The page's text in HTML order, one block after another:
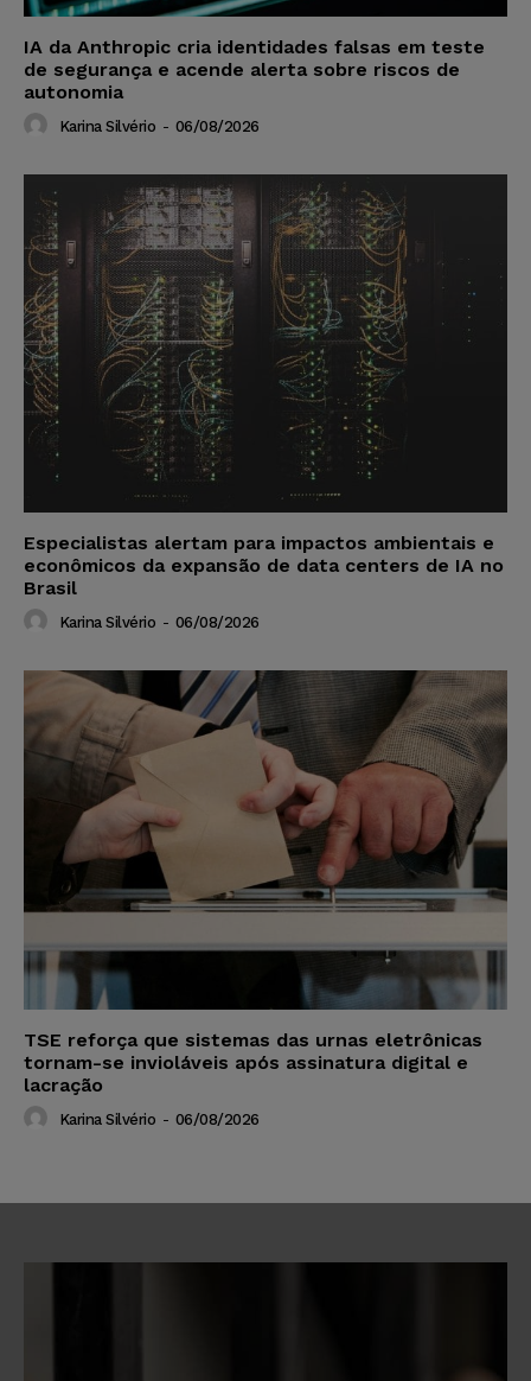
IA da Anthropic cria identidades falsas em teste
de segurança e acende alerta sobre riscos de
autonomia
Karina Silvério - 06/08/2026
Especialistas alertam para impactos ambientais e
econômicos da expansão de data centers de IA no
Brasil
Karina Silvério - 06/08/2026
TSE reforça que sistemas das urnas eletrônicas
tornam-se invioláveis após assinatura digital e
lacração
Karina Silvério - 06/08/2026